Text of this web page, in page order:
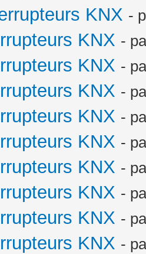
KNX -
KNX -
KNX -
KNX -
KNX -
KNX -
KNX -
KNX -
KNX -
KNX -